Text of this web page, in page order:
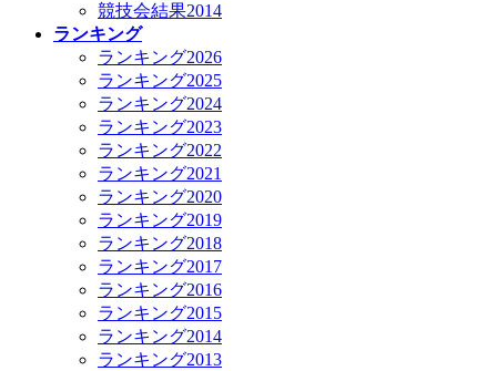
競技会結果2014
ランキング
ランキング2026
ランキング2025
ランキング2024
ランキング2023
ランキング2022
ランキング2021
ランキング2020
ランキング2019
ランキング2018
ランキング2017
ランキング2016
ランキング2015
ランキング2014
ランキング2013